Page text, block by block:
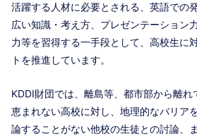
活躍する人材に必要とされる、英語での
広い知識・考え方、プレゼンテーション
力等を習得する一手段として、高校生に
トを推進しています。
KDDI財団では、離島等、都市部から離れ
恵まれない高校に対し、地理的なバリア
論することがない他校の生徒との討論、